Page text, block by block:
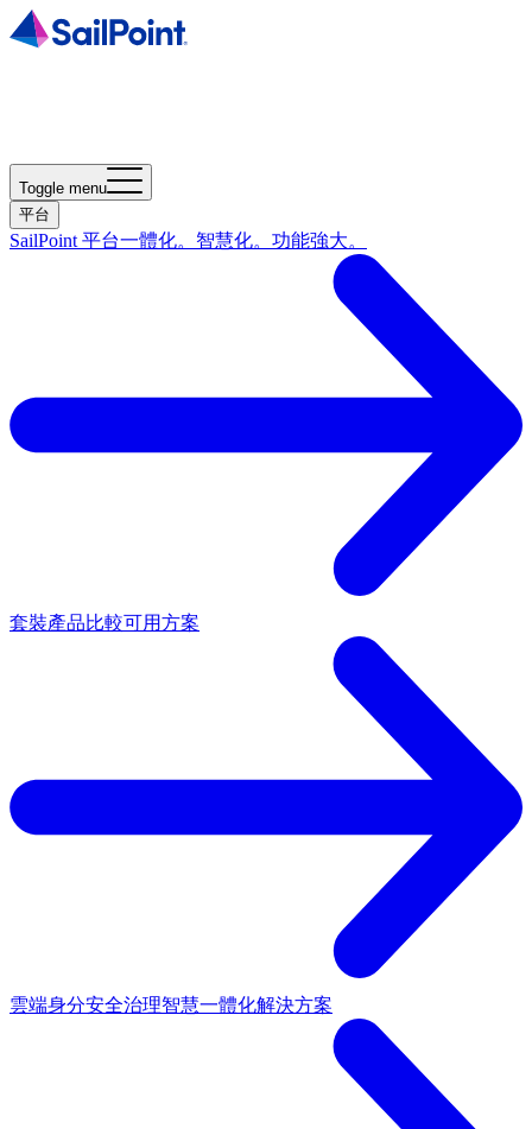
Toggle menu
平台
SailPoint 平台一體化。智慧化。功能強大。
套裝產品比較可用方案
雲端身分安全治理智慧一體化解決方案